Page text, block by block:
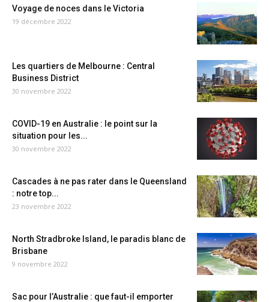
Voyage de noces dans le Victoria
19 décembre 2022
Les quartiers de Melbourne : Central
Business District
30 novembre 2022
COVID-19 en Australie : le point sur la
situation pour les...
30 novembre 2022
Cascades à ne pas rater dans le Queensland
: notre top...
23 novembre 2022
North Stradbroke Island, le paradis blanc de
Brisbane
9 novembre 2022
Sac pour l’Australie : que faut-il emporter